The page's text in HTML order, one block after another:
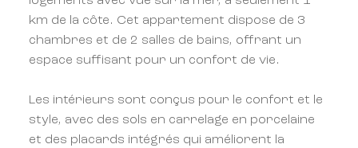
km de la côte. Cet appartement dispose de 3
chambres et de 2 salles de bains, offrant un
espace suffisant pour un confort de vie.
Les intérieurs sont conçus pour le confort et le
style, avec des sols en carrelage en porcelaine
et des placards intégrés qui améliorent la